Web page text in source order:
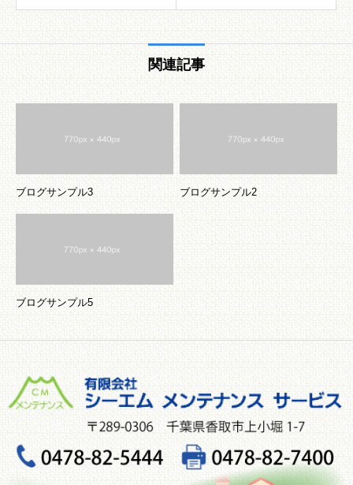
関連記事
ブログサンプル3 ブログサンプル2
ブログサンプル5